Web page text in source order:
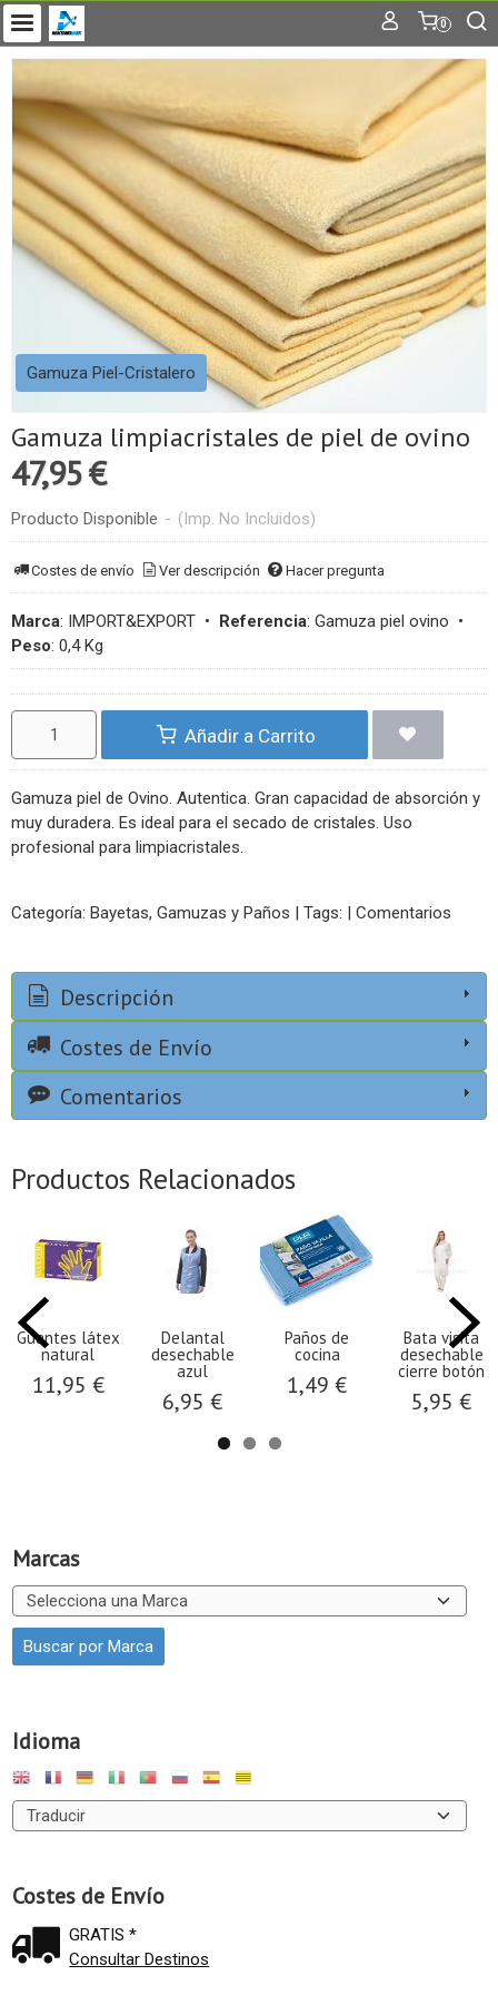
0
Marcas
Idioma
Costes de Envío
GRATIS *
Consultar Destinos
Gamuza Piel-Cristalero
Gamuza limpiacristales de piel de ovino
47,95 €
Producto Disponible - (Imp. No Incluidos)
Costes de envío Ver descripción Hacer pregunta
Marca: IMPORT&EXPORT • Referencia: Gamuza piel ovino •
Peso: 0,4 Kg
Añadir a Carrito
Gamuza piel de Ovino. Autentica. Gran capacidad de absorción y
muy duradera. Es ideal para el secado de cristales. Uso
profesional para limpiacristales.
Categoría: Bayetas, Gamuzas y Paños | Tags: | Comentarios
Descripción
Costes de Envío
Comentarios
Productos Relacionados
Guantes látex
natural
11,95 €
Delantal
desechable
azul
6,95 €
Paños de
cocina
1,49 €
Bata visita
desechable
cierre botón
5,95 €